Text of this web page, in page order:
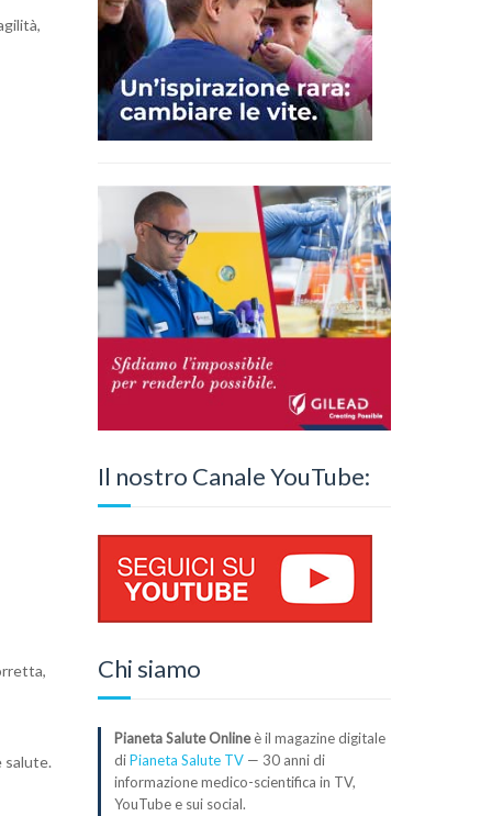
salute.
Il nostro Canale YouTube:
Chi siamo
Pianeta Salute Onlineè il magazine digitale
diPianeta Salute TV— 30 anni di
informazione medico-scientifica in TV,
YouTube e sui social.